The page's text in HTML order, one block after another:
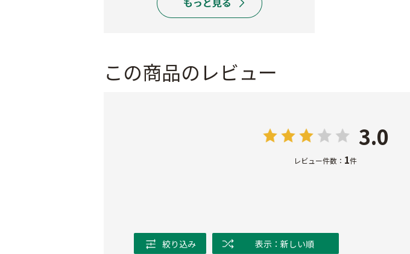
この商品のレビュー
3.0
レビュー件数： 1件
絞り込み 表示：新しい順